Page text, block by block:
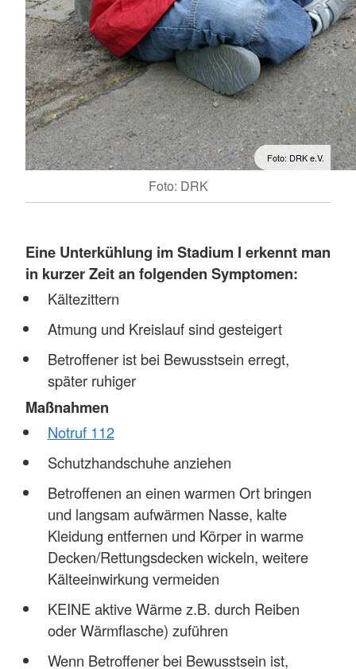
Foto: DRK e.V.
Foto: DRK
Eine Unterkühlung im Stadium I erkennt man
in kurzer Zeit an folgenden Symptomen:
Kältezittern
Atmung und Kreislauf sind gesteigert
Betroffener ist bei Bewusstsein erregt,
später ruhiger
Maßnahmen
Notruf 112
Schutzhandschuhe anziehen
Betroffenen an einen warmen Ort bringen
und langsam aufwärmen Nasse, kalte
Kleidung entfernen und Körper in warme
Decken/Rettungsdecken wickeln, weitere
Kälteeinwirkung vermeiden
KEINE aktive Wärme z.B. durch Reiben
oder Wärmflasche) zuführen
Wenn Betroffener bei Bewusstsein ist,